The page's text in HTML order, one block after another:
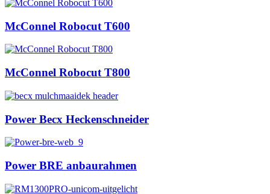
McConnel Robocut T600
McConnel Robocut T800
Power Becx Heckenschneider
Power BRE anbaurahmen